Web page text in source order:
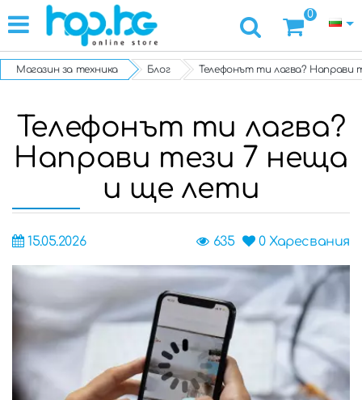
0
Магазин за техника Блог Телефонът ти лагва? Направи
Телефонът ти лагва?
Направи тези 7 неща
и ще лети
15.05.2026 0Харесвания
635